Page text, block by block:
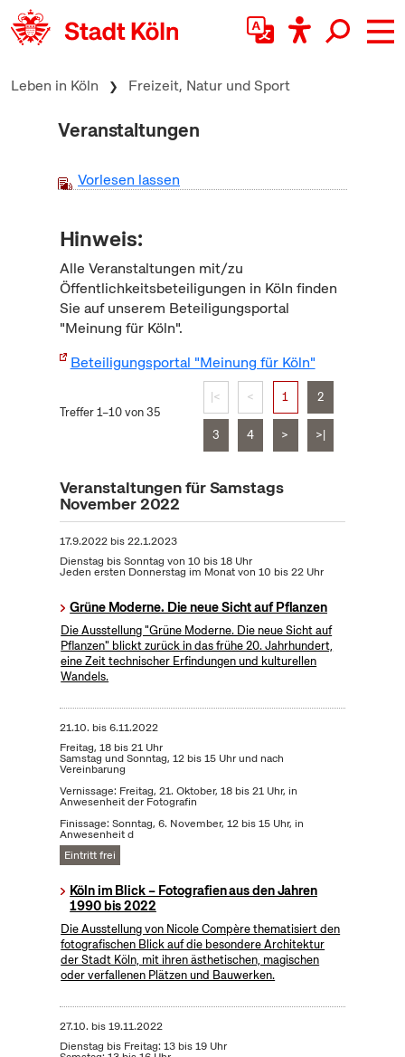
zum Inhalt springen
Leben in Köln Freizeit, Natur und Sport
Veranstaltungen
Vorlesen lassen
Hinweis:
Alle Veranstaltungen mit/zu
Öffentlichkeitsbeteiligungen in Köln finden
Sie auf unserem Beteiligungsportal
"Meinung für Köln".
Beteiligungsportal "Meinung für Köln"
Treffer 1–10 von 35
|< < 1 2
3 4 > >|
Veranstaltungen für Samstags
November 2022
17.9.2022bis22.1.2023
Dienstag bis Sonntag von 10 bis 18 Uhr
Jeden ersten Donnerstag im Monat von 10 bis 22 Uhr
Grüne Moderne. Die neue Sicht auf Pflanzen
Die Ausstellung "Grüne Moderne. Die neue Sicht auf
Pflanzen" blickt zurück in das frühe 20. Jahrhundert,
eine Zeit technischer Erfindungen und kulturellen
Wandels.
21.10. bis6.11.2022
Freitag, 18 bis 21 Uhr
Samstag und Sonntag, 12 bis 15 Uhr und nach
Vereinbarung
Vernissage: Freitag, 21. Oktober, 18 bis 21 Uhr, in
Anwesenheit der Fotografin
Finissage: Sonntag, 6. November, 12 bis 15 Uhr, in
Anwesenheit d
Eintritt frei
Köln im Blick – Fotografien aus den Jahren
1990 bis 2022
Die Ausstellung von Nicole Compère thematisiert den
fotografischen Blick auf die besondere Architektur
der Stadt Köln, mit ihren ästhetischen, magischen
oder verfallenen Plätzen und Bauwerken.
27.10. bis19.11.2022
Dienstag bis Freitag: 13 bis 19 Uhr